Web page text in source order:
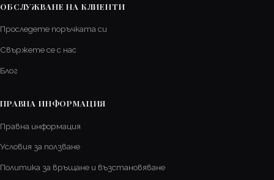
ОБСЛУЖВАНЕ НА КЛИЕНТИ
Проследете поръчката си
Свържете се с нас
Блог
ПРАВНА ИНФОРМАЦИЯ
Правна информация
Условия за ползване
Политика за връщане и възстановяване